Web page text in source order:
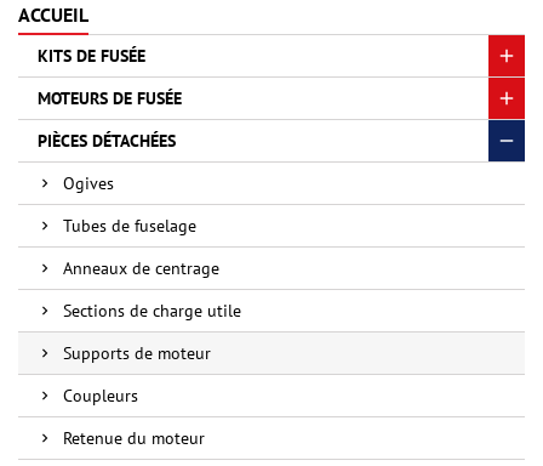
ACCUEIL
KITS DE FUSÉE
MOTEURS DE FUSÉE
PIÈCES DÉTACHÉES
Ogives
Tubes de fuselage
Anneaux de centrage
Sections de charge utile
Supports de moteur
Coupleurs
Retenue du moteur